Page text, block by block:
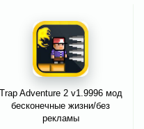
Trap Adventure 2 v1.9996 мод
бесконечные жизни/без
рекламы